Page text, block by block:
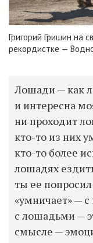
Григорий Гришин на
рекордистке —
Лошади — как
и интересна
ни проходит
кто-то из них
кто-то более
лошадях
ты ее попросил
«умничает» —
с лошадьми —
смысле —